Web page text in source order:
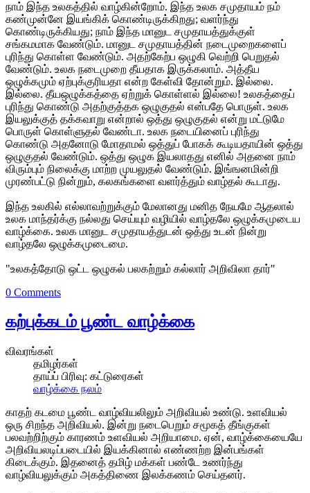
நாம் இந்த உலகத்தில் வாழ்கின்றோம். இந்த உலக சமுதாயம் நம்
கண்முன்னே இயங்கிக் கொண்டிருக்கிறது; வளர்ந்து
கொண்டிருக்கியது; நாம் இந்த மானுட சமுதாயத்துக்குள்
சங்கமமாக வேண்டும். மானுட சமுதாயத்தின் நடைமுறைகளைப்
புரிந்து கொள்ள வேண்டும். அதற்கேற்ப ஒழுகி வெற்றி பெறுதல்
வேண்டும். உலக நடைமுறை தீயதாக இருக்கலாம். அத்தீய
ஒழுக்கமும் ஏற்புக்குரியதா என்ற கேள்வி தோன்றும். இல்லை.
இல்லை. தீயஒழுக்கத்தை ஏற்றுக் கொள்ளல் இல்லை! உலகத்தைப்
புரிந்து கொண்டு அதற்குத்தக ஒழுகுதல் என்பதே பொருள். உலக
இயலுக்குத் தக்கவாறு என்றால் ஒத்து ஒழுகுதல் என்று மட்டுமே
பொருள் கொள்ளுதல் வேண்டா. உலக நடையினைப் புரிந்து
கொண்டு அதனோடு மோதாமல் ஒத்துப் போகக் கூடியதாயின் ஒத்து
ஒழுகுதல் வேண்டும். ஒத்து ஒழுக இயலாதது எனில் அதனை நாம்
விரும்பும் நிலைக்கு மாற்ற முயலுதல் வேண்டும். இங்ஙனமின்றி
முரண்பட்டு நின்றும், கலகங்களை வளர்த்தும் வாழ்தல் கூடாது.
இந்த உலகில் எல்லாவற்றுக்கும் மேலானது மனித நேயமே ஆதலால்
உலக மாந்தர்க்கு நல்லது செய்யும் வழியில் வாழ்தலே ஒழுக்கமுடைய
வாழ்க்கை. உலக மானுட சமுதாயத்துடன் ஒத்து உடன் நின்று
வாழ்தலே ஒழுக்கமுடைமை.
"உலகத்தோடு ஒட்ட ஒழுகல் பலகற்றும் கல்லார் அறிவிலா தார்"
0 Comments
கற்புக்கடம் பூண்ட வாழ்க்கை
விவரங்கள்
தமிழர்கள்
தாய்ப் பிரிவு: கட்டுரைகள்
வாழ்க்கை நலம்
காதற் கடமை பூண்ட வாழ்வியலிலும் அறிவியல் உண்டு. உளவியல்
ஒரு சிறந்த அறிவியல். இன்று நடைபெறும் சமூகத் தீங்குகள்
பலவற்றிற்கும் காரணம் உளவியல் அறியாமை. ஏன், வாழ்க்கையையே
அறிவியலடிப்படையில் இயக்கினால் எண்ணற்ற இன்பங்கள்
கிடைக்கும். இதனைத் தமிழ் மக்கள் பண்டே உணர்ந்து
வாழ்வியலுக்கும் அகத்திணை இலக்கணம் செய்தனர்.